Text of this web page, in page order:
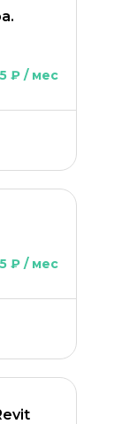
₽ / мес
₽ / мес